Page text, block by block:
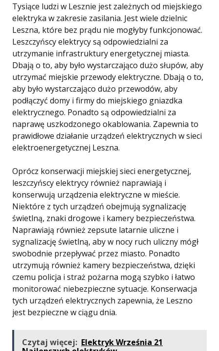
Tysiące ludzi w Lesznie jest zależnych od miejskiego
elektryka w zakresie zasilania. Jest wiele dzielnic
Leszna, które bez prądu nie mogłyby funkcjonować.
Leszczyńscy elektrycy są odpowiedzialni za
utrzymanie infrastruktury energetycznej miasta.
Dbają o to, aby było wystarczająco dużo słupów, aby
utrzymać miejskie przewody elektryczne. Dbają o to,
aby było wystarczająco dużo przewodów, aby
podłączyć domy i firmy do miejskiego gniazdka
elektrycznego. Ponadto są odpowiedzialni za
naprawę uszkodzonego okablowania. Zapewnia to
prawidłowe działanie urządzeń elektrycznych w sieci
elektroenergetycznej Leszna.
Oprócz konserwacji miejskiej sieci energetycznej,
leszczyńscy elektrycy również naprawiają i
konserwują urządzenia elektryczne w mieście.
Niektóre z tych urządzeń obejmują sygnalizację
świetlną, znaki drogowe i kamery bezpieczeństwa.
Naprawiają również zepsute latarnie uliczne i
sygnalizację świetlną, aby w nocy ruch uliczny mógł
swobodnie przepływać przez miasto. Ponadto
utrzymują również kamery bezpieczeństwa, dzięki
czemu policja i straż pożarna mogą szybko i łatwo
monitorować niebezpieczne sytuacje. Konserwacja
tych urządzeń elektrycznych zapewnia, że ​​Leszno
jest bezpieczne w ciągu dnia.
Czytaj więcej: Elektryk Września 21